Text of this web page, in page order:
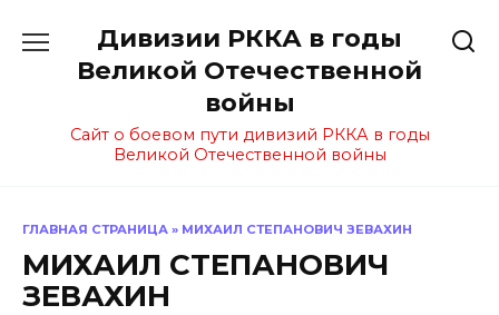
содержанию
Дивизии РККА в годы
Великой Отечественной
войны
Сайт о боевом пути дивизий РККА в годы
Великой Отечественной войны
ГЛАВНАЯ СТРАНИЦА » МИХАИЛ СТЕПАНОВИЧ ЗЕВАХИН
МИХАИЛ СТЕПАНОВИЧ
ЗЕВАХИН